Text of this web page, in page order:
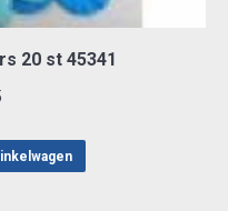
20 st 45341